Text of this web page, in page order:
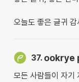
오늘도 좋은 글귀 감
37. ookrye
모든 사람들이 자기